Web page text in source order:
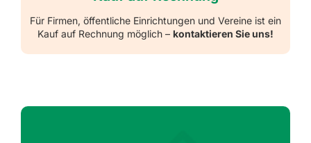
Für Firmen, öffentliche Einrichtungen und Vereine ist ein
Kauf auf Rechnung möglich – kontaktieren Sie uns!